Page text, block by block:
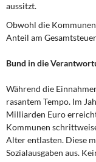
aussitzt.
Obwohl die
Anteil am
Bund in die
Während die
rasantem Tempo. Im
Milliarden Euro
Kommunen
Alter entlasten. Diese
Sozialausgaben aus.